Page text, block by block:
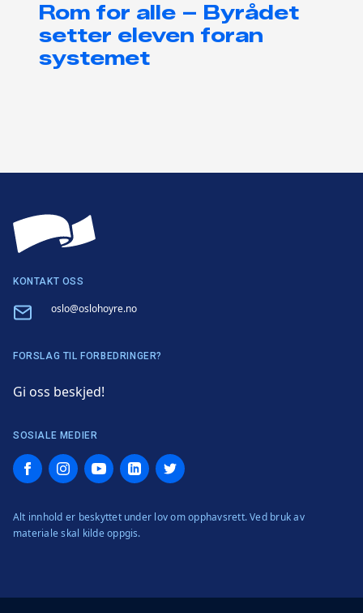
Rom for alle – Byrådet
setter eleven foran
systemet
KONTAKT OSS
Email oslo@oslohoyre.no
FORSLAG TIL FORBEDRINGER?
Gi oss beskjed!
SOSIALE MEDIER
FacebookInstagramYouTubeLinkedInTwitter
Alt innhold er beskyttet under lov om opphavsrett. Ved bruk av
materiale skal kilde oppgis.